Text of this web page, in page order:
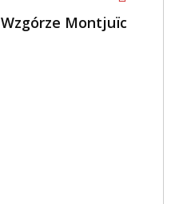
Wzgórze Montjuïc